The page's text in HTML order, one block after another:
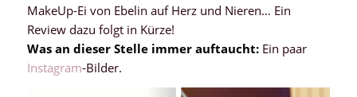
MakeUp-Ei von Ebelin auf Herz und Nieren… Ein
Review dazu folgt in Kürze!
Was an dieser Stelle immer auftaucht:Ein paar
Instagram-Bilder.